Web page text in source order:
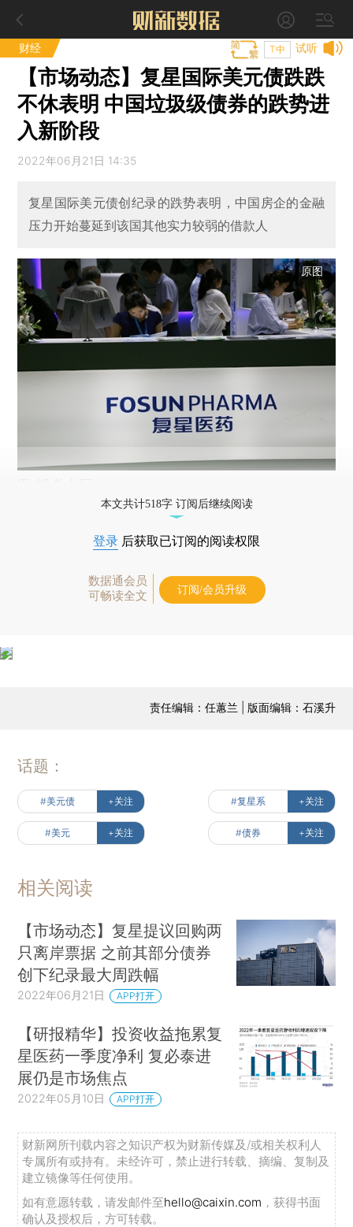
财经 试听
T中
【市场动态】复星国际美元债跌跌
不休表明 中国垃圾级债券的跌势进
入新阶段
2022年06月21日 14:35
复星国际美元债创纪录的跌势表明，中国房企的金融
压力开始蔓延到该国其他实力较弱的借款人
原图
本文共计518字 订阅后继续阅读
登录 后获取已订阅的阅读权限
数据通会员
可畅读全文
订阅/会员升级
责任编辑：任蕙兰 | 版面编辑：石溪升
话题：
#美元债 +关注 #复星系 +关注
#美元 +关注 #债券 +关注
相关阅读
【市场动态】复星提议回购两
只离岸票据 之前其部分债券
创下纪录最大周跌幅
2022年06月21日 APP打开
【研报精华】投资收益拖累复
星医药一季度净利 复必泰进
展仍是市场焦点
2022年05月10日 APP打开
财新网所刊载内容之知识产权为财新传媒及/或相关权利人
专属所有或持有。未经许可，禁止进行转载、摘编、复制及
建立镜像等任何使用。
如有意愿转载，请发邮件至hello@caixin.com ，获得书面
确认及授权后，方可转载。